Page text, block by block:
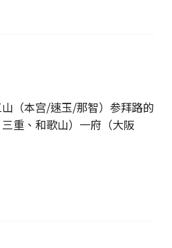
（本宫/速玉/那智）参拜路的
重、和歌山）一府（大阪